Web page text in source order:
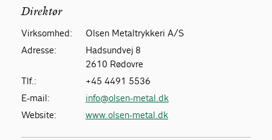
Direktør
Virksomhed:
Olsen Metaltrykkeri A/S
Adresse:
Hadsundvej 8
2610 Rødovre
Tlf.:
+45 4491 5536
E-mail:
info@olsen-metal.dk
Website:
www.olsen-metal.dk